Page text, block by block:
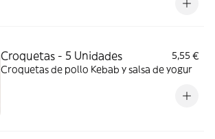
Croquetas - 5 Unidades
5,55 €
Croquetas de pollo Kebab y salsa de yogur